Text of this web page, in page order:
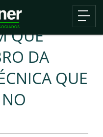
QUE
DA
QUE